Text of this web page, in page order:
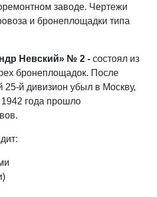
заводе. Чертежи
и бронеплощадки типа
Невский» № 2 - состоял из
бронеплощадок. После
25-й дивизион убыл в Москву,
года прошло